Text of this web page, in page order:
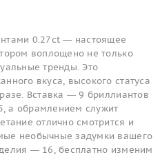
0.27ct — настоящее
воплощено не только
тренды. Это
вкуса, высокого статуса
Вставка — 9 бриллиантов
а обрамлением служит
отлично смотрится и
необычные задумки вашего
— 16, бесплатно изменим